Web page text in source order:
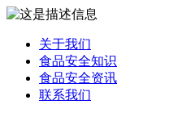
关于我们
食品安全知识
食品安全资讯
联系我们